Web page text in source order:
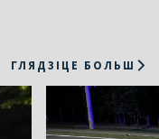
ГЛЯДЗІЦЕ БОЛЬШ